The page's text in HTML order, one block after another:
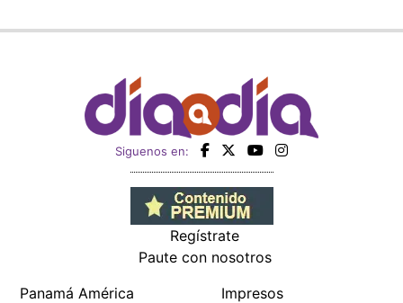
Siguenos en:
Regístrate
Paute con nosotros
Panamá América
Impresos